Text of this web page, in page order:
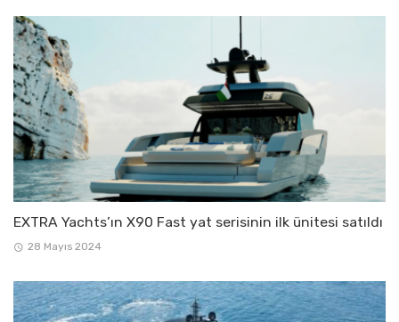
EXTRA Yachts’ın X90 Fast yat serisinin ilk ünitesi satıldı
28 Mayıs 2024